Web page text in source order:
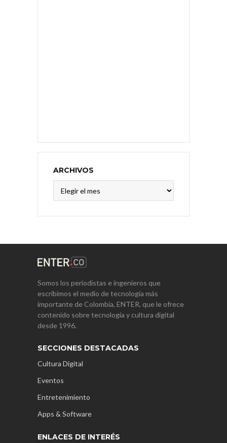
ARCHIVOS
Somos los periodistas e ingenieros que
escribimos el medio de tecnología más
importante de Colombia, ENTER, que le ofrece
contenido sobre tecnología y cultura digital
desde 1996.
SECCIONES DESTACADAS
Cultura Digital
Eventos
Entretenimiento
Apps & Software
ENLACES DE INTERÉS